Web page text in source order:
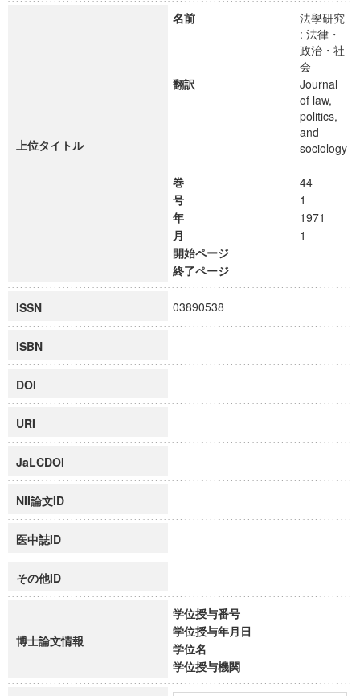
上位タイトル
名前
法學研究
: 法律・
政治・社
会
翻訳
Journal
of law,
politics,
and
sociology
巻
44
号
1
年
1971
月
1
開始ページ
終了ページ
ISSN 03890538
ISBN
DOI
URI
JaLCDOI
NII論文ID
医中誌ID
その他ID
博士論文情報
学位授与番号
学位授与年月日
学位名
学位授与機関